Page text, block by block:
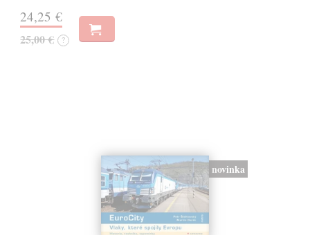
24,25 €
25,00 € ?
novinka